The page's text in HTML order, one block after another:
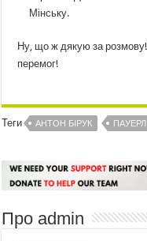
Мінську.
Ну, що ж дякую за розмову!
перемог!
Теги АНТОН БІРУК
Про admin